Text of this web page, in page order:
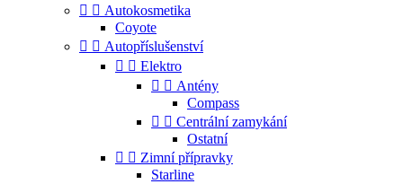
  Autokosmetika
Coyote
  Autopříslušenství
  Elektro
  Antény
Compass
  Centrální zamykání
Ostatní
  Zimní přípravky
Starline